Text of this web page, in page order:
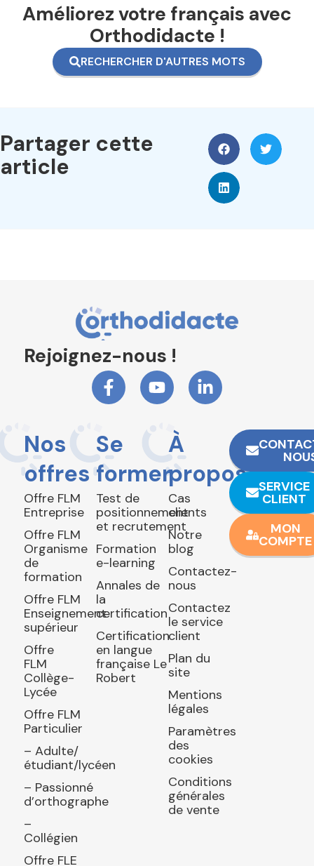
Améliorez votre français avec
Orthodidacte !
RECHERCHER D'AUTRES MOTS
Partager cette
article
Rejoignez-nous !
Nos
offres
Offre FLM
Entreprise
Offre FLM
Organisme
de
formation
Offre FLM
Enseignement
supérieur
Offre
FLM
Collège-
Lycée
Offre FLM
Particulier
– Adulte/
étudiant/lycéen
– Passionné
d’orthographe
–
Collégien
Offre FLE
Se
former
Test de
positionnement
et recrutement
Formation
e-learning
Annales de
la
certification
Certification
en langue
française Le
Robert
À
propos
Cas
clients
Notre
blog
Contactez-
nous
Contactez
le service
client
Plan du
site
Mentions
légales
Paramètres
des
cookies
Conditions
générales
de vente
SERVICE
CLIENT
MON
COMPTE